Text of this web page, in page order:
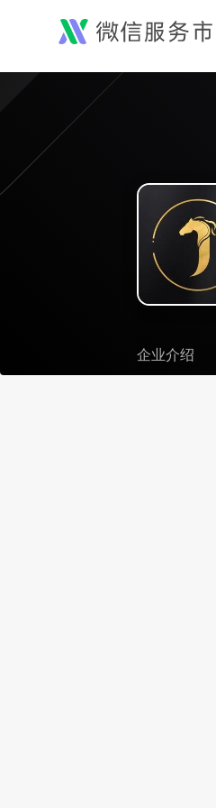
企业介绍